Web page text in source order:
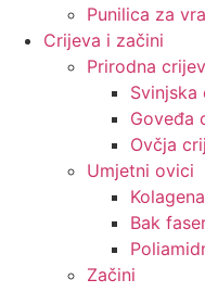
Punilica za
Crijeva i začini
Prirodna
Svinjska
Goveđa
Ovčja
Umjetni ovici
Bak
Začini